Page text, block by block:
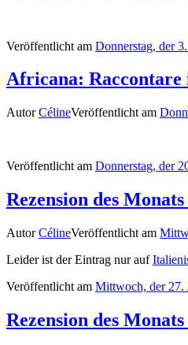
Veröffentlicht am Donnerstag, der
Africana:
AutorCélineVeröffentlicht am
Veröffentlicht am Donnerstag, der
Rezension des
AutorCélineVeröffentlicht am
Leider ist der Eintrag nur auf
Veröffentlicht am Mittwoch, der 27.
Rezension des